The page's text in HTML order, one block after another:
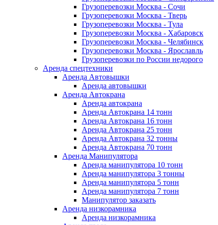
Грузоперевозки Москва - Сочи
Грузоперевозки Москва - Тверь
Грузоперевозки Москва - Тула
Грузоперевозки Москва - Хабаровск
Грузоперевозки Москва - Челябинск
Грузоперевозки Москва - Ярославль
Грузоперевозки по России недорого
Аренда спецтехники
Аренда Автовышки
Аренда автовышки
Аренда Автокрана
Аренда автокрана
Аренда Автокрана 14 тонн
Аренда Автокрана 16 тонн
Аренда Автокрана 25 тонн
Аренда Автокрана 32 тонны
Аренда Автокрана 70 тонн
Аренда Манипулятора
Аренда манипулятора 10 тонн
Аренда манипулятора 3 тонны
Аренда манипулятора 5 тонн
Аренда манипулятора 7 тонн
Манипулятор заказать
Аренда низкорамника
Аренда низкорамника